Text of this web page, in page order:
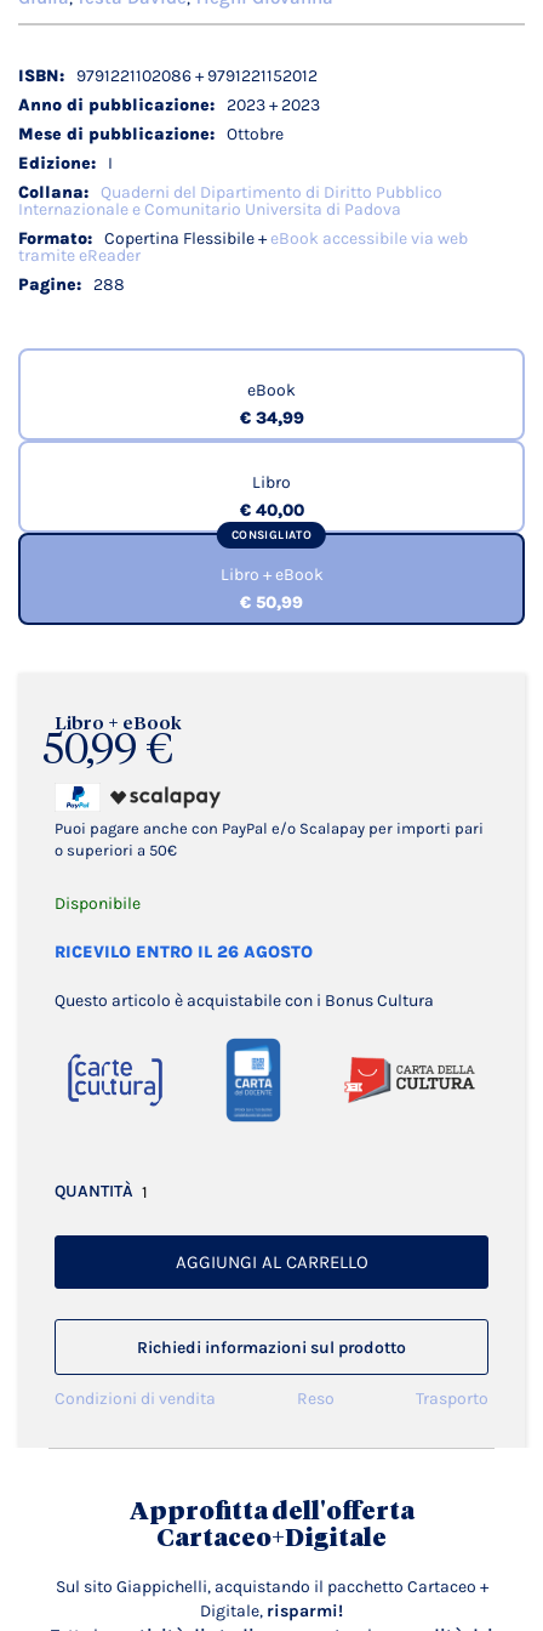
Libro + eBook
50,99 €
Puoi pagare anche con PayPal e/o Scalapay per importi pari
o superiori a 50€
Disponibile
RICEVILO ENTRO IL 26 AGOSTO
Questo articolo è acquistabile con i Bonus Cultura
QUANTITÀ
AGGIUNGI AL CARRELLO
Richiedi informazioni sul prodotto
Condizioni di vendita Reso Trasporto
Dettagli
tecnici
9791221102086 + 9791221152012
2023 + 2023
Ottobre
I
Quaderni del Dipartimento di Diritto Pubblico
Internazionale e Comunitario Universita di Padova
Copertina Flessibile +eBook accessibile via web
tramite eReader
288
eBook
€ 34,99
Libro
€ 40,00
CONSIGLIATO
Libro + eBook
€ 50,99
Approfitta dell'offerta
Cartaceo+Digitale
Sul sito Giappichelli, acquistando il pacchetto Cartaceo +
Digitale, risparmi!